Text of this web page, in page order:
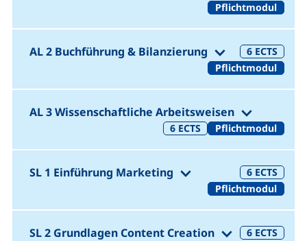
Pflichtmodul
AL 2 Buchführung & Bilanzierung (1. Semester
6 ECTS
Pflichtmodul
AL 3 Wissenschaftliche Arbeitsweisen (1.
6 ECTS Pflichtmodul
SL 1 Einführung Marketing (1. Semester 21
6 ECTS
Pflichtmodul
SL 2 Grundlagen Content Creation (1.6 ECTS